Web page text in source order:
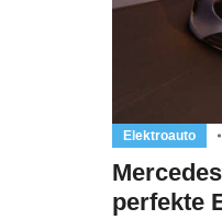
Elektroauto
perfekte